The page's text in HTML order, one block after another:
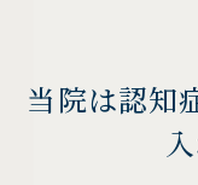
当院は認知